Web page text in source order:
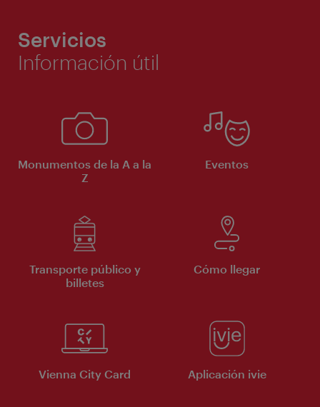
Servicios
Información útil
Monumentos de la A a la
Z
Eventos
Transporte público y
billetes
Cómo llegar
Vienna City Card Aplicación ivie